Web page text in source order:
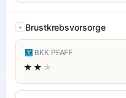
Brustkrebsvorsorge
BKK PFAFF
★★ ★